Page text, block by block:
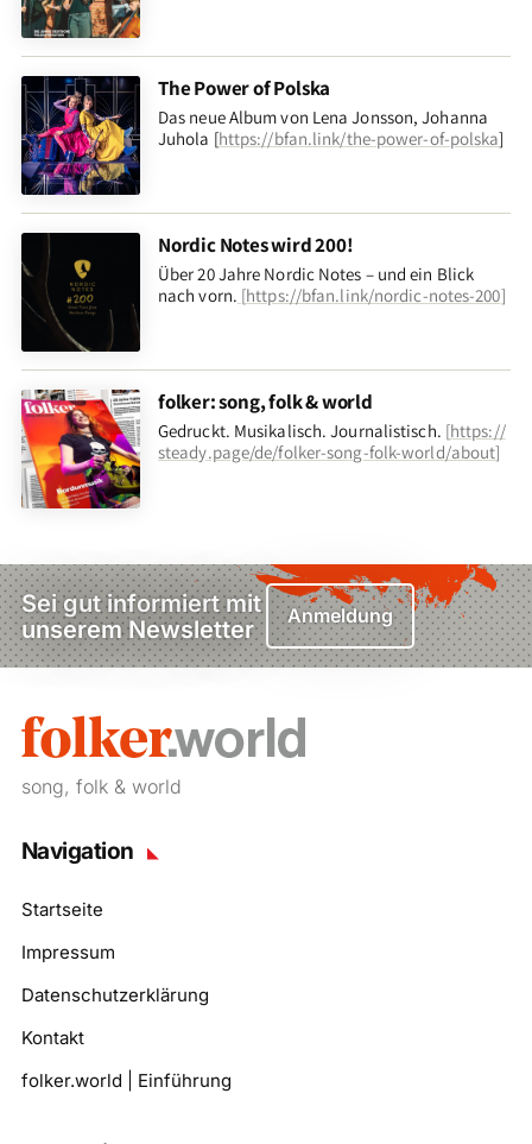
The Power of Polska
Das neue Album von Lena Jonsson, Johanna
Juhola [https://bfan.link/the-power-of-polska]
Nordic Notes wird 200!
Über 20 Jahre Nordic Notes – und ein Blick
nach vorn. [https://bfan.link/nordic-notes-200]
folker: song, folk & world
Gedruckt. Musikalisch. Journalistisch. [https://
steady.page/de/folker-song-folk-world/about]
Sei gut informiert mit
unserem Newsletter
Anmeldung
song, folk & world
Navigation
Startseite
Impressum
Datenschutzerklärung
Kontakt
folker.world | Einführung